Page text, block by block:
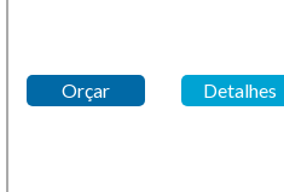
Orçar Detalhes